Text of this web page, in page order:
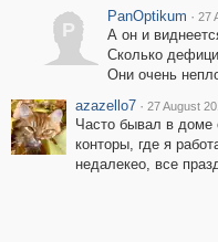
P
PanOptikum · 27
А он и
Сколько
Они очень
azazello7 · 27 August
Часто бывал в
конторы, где я
недалекео, все